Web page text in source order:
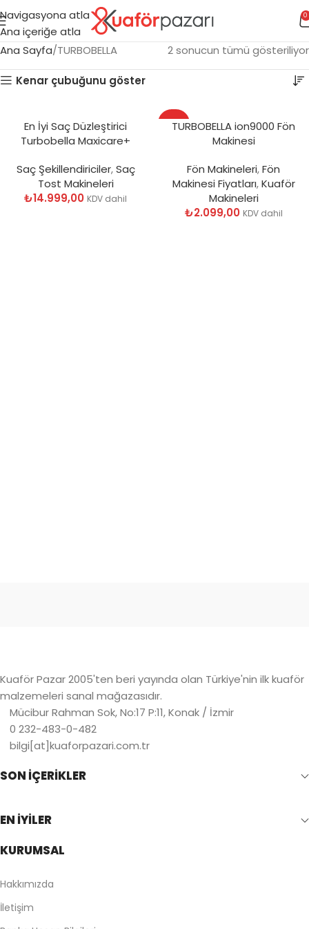
Navigasyona atla
Ana içeriğe atla
0
Ana Sayfa TURBOBELLA 2 sonucun tümü gösteriliyor
Kenar çubuğunu göster
En İyi Saç Düzleştirici
Turbobella Maxicare+
Saç Şekillendiriciler,Saç
Tost Makineleri
₺14.999,00 KDV dahil
SICAK
TURBOBELLA ion9000 Fön
Makinesi
Fön Makineleri,Fön
Makinesi Fiyatları,Kuaför
Makineleri
₺2.099,00 KDV dahil
Kuaför Pazar 2005'ten beri yayında olan Türkiye'nin ilk kuaför
malzemeleri sanal mağazasıdır.
Mücibur Rahman Sok, No:17 P:11, Konak / İzmir
0 232-483-0-482
bilgi[at]kuaforpazari.com.tr
SON İÇERİKLER
EN İYİLER
KURUMSAL
Hakkımızda
İletişim